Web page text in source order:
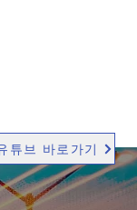
튜브 바로가기